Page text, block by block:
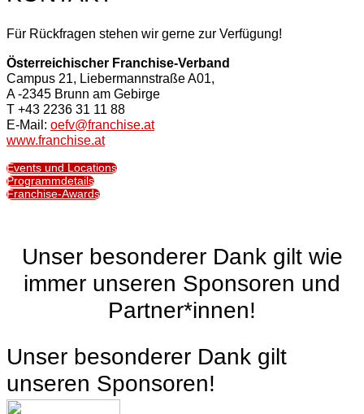
Für Rückfragen stehen wir gerne zur Verfügung!
Österreichischer Franchise-Verband
Campus 21, Liebermannstraße A01,
A -2345 Brunn am Gebirge
T +43 2236 31 11 88
E-Mail: oefv@franchise.at
www.franchise.at
Events und Locations
Programmdetails
Franchise-Awards
Unser besonderer Dank gilt wie
immer unseren Sponsoren und
Partner*innen!
Unser besonderer Dank gilt
unseren Sponsoren!